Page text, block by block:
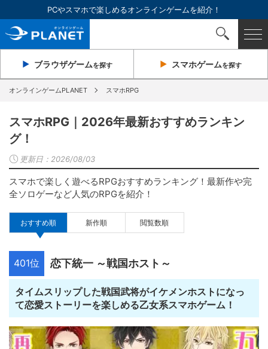
PCやスマホで楽しめるオンラインゲームを紹介！
ブラウザゲームを探す スマホゲームを探す
オンラインゲームPLANET スマホRPG
スマホRPG｜2026年最新おすすめランキン
グ！
更新日： 2026/08/03
スマホで楽しく遊べるRPGおすすめランキング！最新作や完
全ソロゲーなど人気のRPGを紹介！
おすすめ順 新作順 閲覧数順
401位 恋下統一 ～戦国ホスト～
タイムスリップした戦国武将がイケメンホストになっ
て恋愛ストーリーを楽しめる乙女系スマホゲーム！